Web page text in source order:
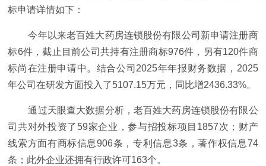
标申请详情如下：
今年以来老百姓大药房连锁股份有限公司新申请注册商
标6件，截止目前公司共持有注册商标976件，另有120件商
标尚在注册申请中。结合公司2025年年报财务数据，2025
年公司在研发方面投入了5107.15万元，同比增2436.33%。
通过天眼查大数据分析，老百姓大药房连锁股份有限公
司共对外投资了59家企业，参与招投标项目1857次；财产
线索方面有商标信息906条，专利信息3条，著作权信息74
条；此外企业还拥有行政许可163个。